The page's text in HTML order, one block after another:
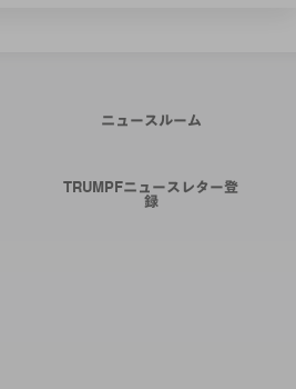
ニュースルーム
TRUMPFニュースレター登
録